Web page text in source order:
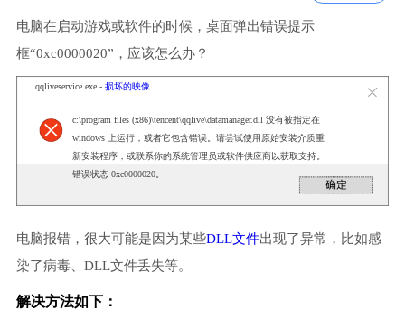
电脑在启动游戏或软件的时候，桌面弹出错误提示
框“0xc0000020”，应该怎么办？
qqliveservice.exe - 损坏的映像
c:\program files (x86)\tencent\qqlive\datamanager.dll 没有被指定在
windows 上运行，或者它包含错误。请尝试使用原始安装介质重
新安装程序，或联系你的系统管理员或软件供应商以获取支持。
错误状态 0xc0000020。
电脑报错，很大可能是因为某些DLL文件出现了异常，比如感
染了病毒、DLL文件丢失等。
解决方法如下：